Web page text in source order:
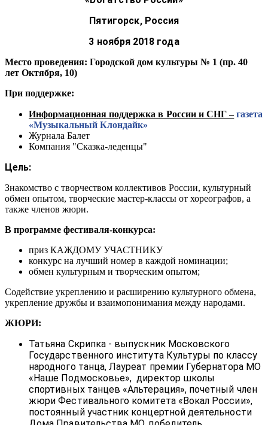
Пятигорск, Россия
3 ноября 2018 года
Место проведения: Городской дом культуры № 1 (пр. 40
лет Октября, 10)
При поддержке:
Информационная поддержка в России и СНГ – газета
«Музыкальный Клондайк»
Журнала Балет
Компания "Сказка-леденцы"
Цель:
Знакомство с творчеством коллективов России, культурный
обмен опытом, творческие мастер-классы от хореографов, а
также членов жюри.
В программе фестиваля-конкурса:
приз КАЖДОМУ УЧАСТНИКУ
конкурс на лучший номер в каждой номинации;
обмен культурным и творческим опытом;
Содействие укреплению и расширению культурного обмена,
укрепление дружбы и взаимопонимания между народами.
ЖЮРИ:
Татьяна Скрипка - выпускник Московского
Государственного института Культуры по классу
народного танца, Лауреат премии Губернатора МО
«Наше Подмосковье», директор школы
спортивных танцев «Альтерация», почетный член
жюри Фестивального комитета «Вокал России»,
постоянный участник концертной деятельности